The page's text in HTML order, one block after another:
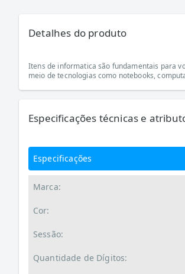
Detalhes do produto
Itens de informatica são fundamentais para
meio de tecnologias como notebooks,
Especificações técnicas e
Especificações
Marca:
Cor:
Sessão:
Quantidade de Dígitos: